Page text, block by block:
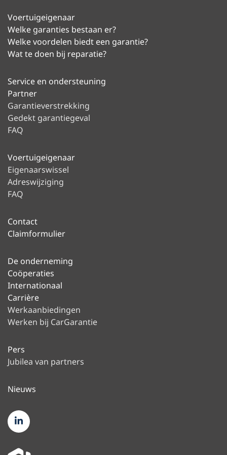
Voertuigeigenaar
Welke garanties bestaan er?
Welke voordelen biedt een garantie?
Wat te doen bij reparatie?
Service en ondersteuning
Partner
Garantieverstrekking
Gedekt garantiegeval
FAQ
Voertuigeigenaar
Eigenaarswissel
Adreswijziging
FAQ
Contact
Claimformulier
De onderneming
Coöperaties
Internationaal
Carrière
Werkaanbiedingen
Werken bij CarGarantie
Pers
Jubilea van partners
Nieuws